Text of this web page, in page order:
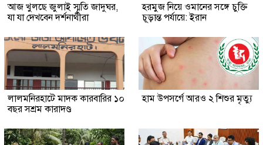
আজ খুলছে জুলাই স্মৃতি জাদুঘর,
যা যা দেখবেন দর্শনার্থীরা
হরমুজ নিয়ে ওমানের সঙ্গে চুক্তি
চূড়ান্ত পর্যায়ে: ইরান
লালমনিরহাটে মাদক কারবারির ১০
বছর সশ্রম কারাদণ্ড
হাম উপসর্গে আরও ২ শিশুর মৃত্যু